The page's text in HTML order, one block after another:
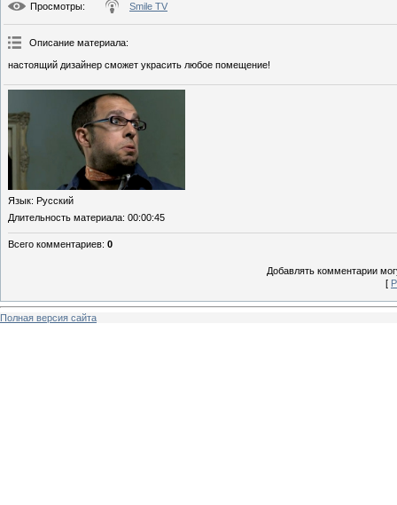
Просмотры: Smile TV
Описание материала:
настоящий дизайнер сможет украсить любое помещение!
Язык: Русский
Длительность материала: 00:00:45
Всего комментариев: 0
Добавлять комментарии
[
Полная версия сайта